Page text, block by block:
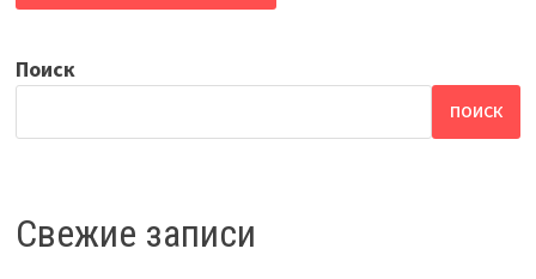
Поиск
ПОИСК
Свежие записи